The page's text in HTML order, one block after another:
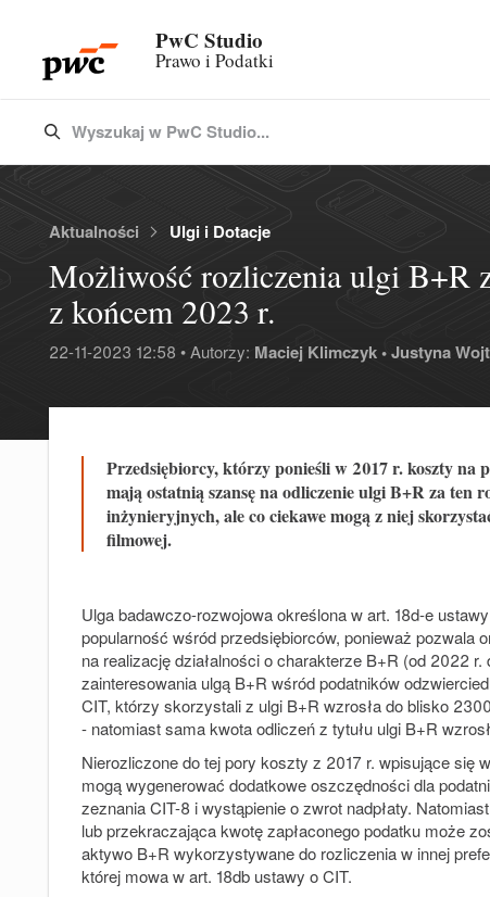
PwC Studio
Prawo i Podatki
Type 3 or more characters for results.
Wyszukaj w PwC Studio...
Aktualności Ulgi i Dotacje
Możliwość rozliczenia ulgi B+R
z końcem 2023 r.
22-11-2023 12:58 • Autorzy: Maciej Klimczyk •Justyna
Przedsiębiorcy, którzy ponieśli w 2017 r. koszty na
mają ostatnią szansę na odliczenie ulgi B+R za ten
inżynieryjnych, ale co ciekawe mogą z niej
filmowej.
Ulga badawczo-rozwojowa określona w art. 18d-e
popularność wśród przedsiębiorców, ponieważ
na realizację działalności o charakterze B+R (od 2022
zainteresowania ulgą B+R wśród podatników
CIT, którzy skorzystali z ulgi B+R wzrosła do blisko
- natomiast sama kwota odliczeń z tytułu ulgi B+R
Nierozliczone do tej pory koszty z 2017 r. wpisujące się
mogą wygenerować dodatkowe oszczędności dla
zeznania CIT-8 i wystąpienie o zwrot nadpłaty.
lub przekraczająca kwotę zapłaconego podatku może
aktywo B+R wykorzystywane do rozliczenia w innej
której mowa w art. 18db ustawy o CIT.